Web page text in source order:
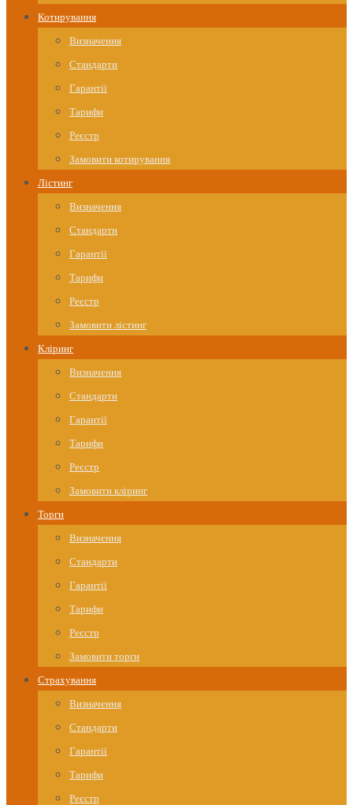
Котирування
Визначення
Стандарти
Гарантії
Тарифи
Реєстр
Замовити котирування
Лістинг
Визначення
Стандарти
Гарантії
Тарифи
Реєстр
Замовити лістинг
Кліринг
Визначення
Стандарти
Гарантії
Тарифи
Реєстр
Замовити кліринг
Торги
Визначення
Стандарти
Гарантії
Тарифи
Реєстр
Замовити торги
Страхування
Визначення
Стандарти
Гарантії
Тарифи
Реєстр